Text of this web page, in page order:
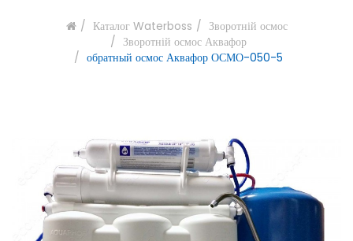
Каталог Waterboss
Зворотній осмос
Зворотній осмос Аквафор
обратный осмос Аквафор ОСМО-050-5
ОТПРАВИТЬ